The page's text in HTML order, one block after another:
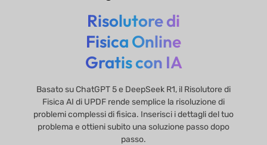
Risolutore di
Fisica Online
Gratis con IA
Basato su ChatGPT 5 e DeepSeek R1, il Risolutore di
Fisica AI di UPDF rende semplice la risoluzione di
problemi complessi di fisica. Inserisci i dettagli del tuo
problema e ottieni subito una soluzione passo dopo
passo.